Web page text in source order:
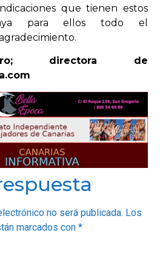
que tienen estos
para ellos todo el
directora de
no será publicada. Los
marcados con *